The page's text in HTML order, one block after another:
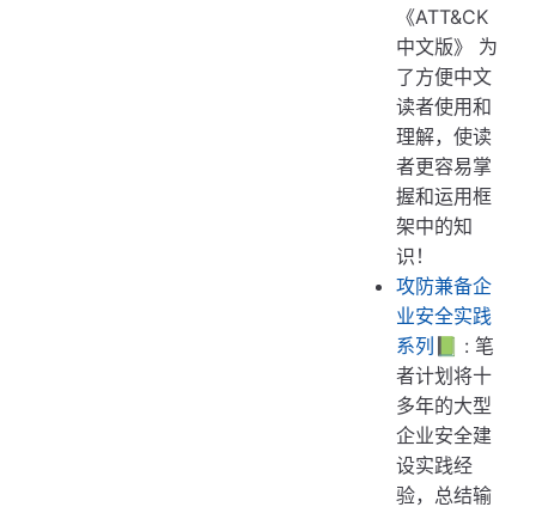
《ATT&CK
中文版》 为
了方便中文
读者使用和
理解，使读
者更容易掌
握和运用框
架中的知
识！
攻防兼备企
业安全实践
系列📗 : 笔
者计划将十
多年的大型
企业安全建
设实践经
验，总结输